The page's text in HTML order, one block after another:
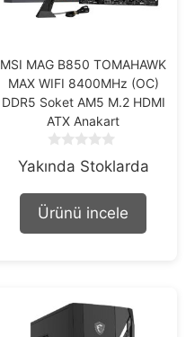
MSI MAG B850 TOMAHAWK
MAX WIFI 8400MHz (OC)
DDR5 Soket AM5 M.2 HDMI
ATX Anakart
o
o
f
Yakında Stoklarda
Ürünü incele